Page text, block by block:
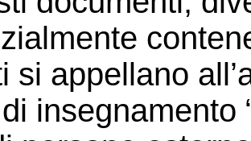
si appellano
insegnamento